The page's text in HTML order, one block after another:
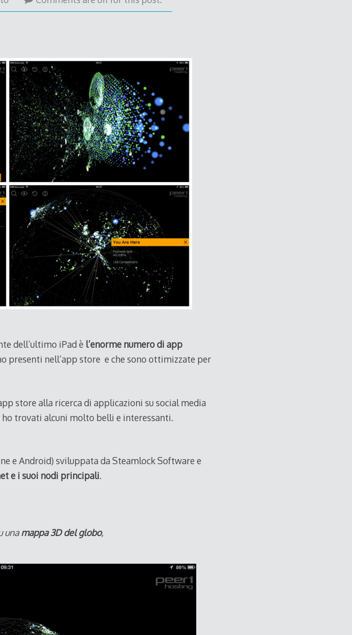
dell’ultimo iPad è l’enorme numero di app
presenti nell’app store e che sono ottimizzate per
store alla ricerca di applicazioni su social media
trovati alcuni molto belli e interessanti.
e Android) sviluppata da Steamlock Software e
e i suoi nodi principali.
unamappa 3D del globo,